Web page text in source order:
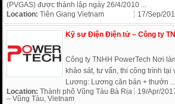
(PVGAS) được thành lập ngày 26/4/2010 ...
Location:Tiền Giang Vietnam 17/Sep/
Kỹ sư Điện Điện tử – Công ty
Công ty TNHH PowerTech Nơi
khảo sát, tư vấn, thi công trình tại
Lương: Lương căn bản + thưởn ...
Location:Thành phố Vũng Tàu Bà Rịa
– Vũng Tàu, Vietnam
19/Apr/